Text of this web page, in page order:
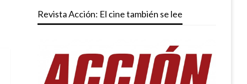
Revista Acción: El cine también se lee